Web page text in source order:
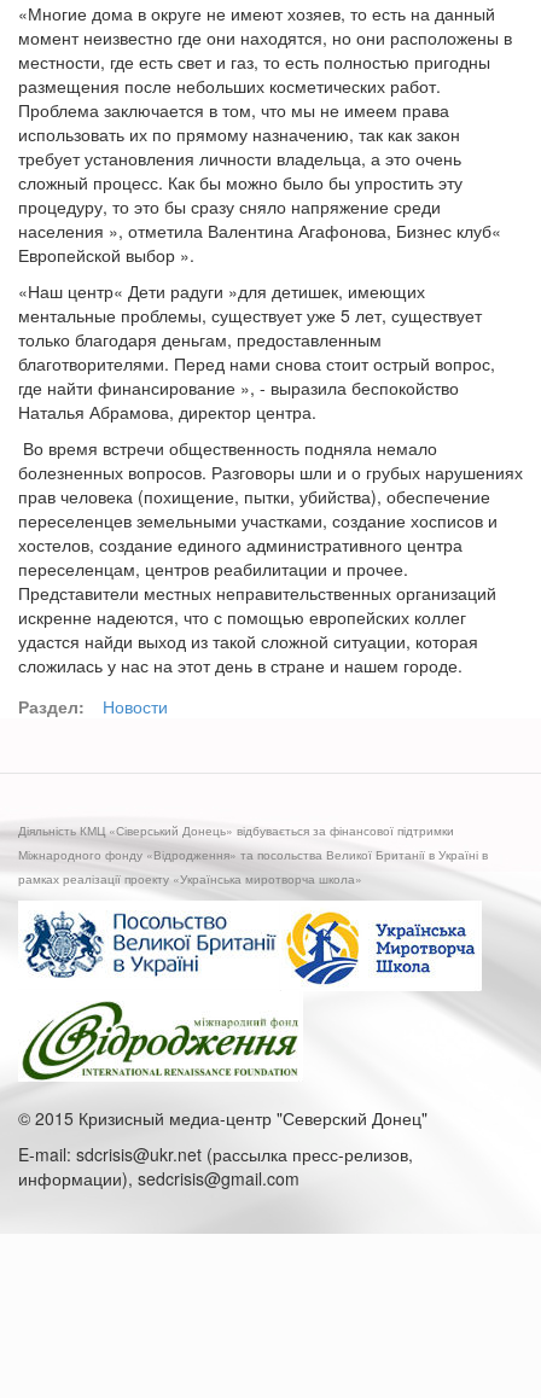
«Многие дома в округе не имеют хозяев, то есть на данный
момент неизвестно где они находятся, но они расположены в
местности, где есть свет и газ, то есть полностью пригодны
размещения после небольших косметических работ.
Проблема заключается в том, что мы не имеем права
использовать их по прямому назначению, так как закон
требует установления личности владельца, а это очень
сложный процесс. Как бы можно было бы упростить эту
процедуру, то это бы сразу сняло напряжение среди
населения », отметила Валентина Агафонова, Бизнес клуб«
Европейской выбор ».
«Наш центр« Дети радуги »для детишек, имеющих
ментальные проблемы, существует уже 5 лет, существует
только благодаря деньгам, предоставленным
благотворителями. Перед нами снова стоит острый вопрос,
где найти финансирование », - выразила беспокойство
Наталья Абрамова, директор центра.
Во время встречи общественность подняла немало
болезненных вопросов. Разговоры шли и о грубых нарушениях
прав человека (похищение, пытки, убийства), обеспечение
переселенцев земельными участками, создание хосписов и
хостелов, создание единого административного центра
переселенцам, центров реабилитации и прочее.
Представители местных неправительственных организаций
искренне надеются, что с помощью европейских коллег
удастся найди выход из такой сложной ситуации, которая
сложилась у нас на этот день в стране и нашем городе.
Раздел:
Новости
Діяльність КМЦ «Сіверський Донець» відбувається за фінансової підтримки
Міжнародного фонду «Відродження» та посольства Великої Британії в Україні в
рамках реалізації проекту «Українська миротворча школа»
© 2015 Кризисный медиа-центр "Северский Донец"
E-mail: sdcrisis@ukr.net (рассылка пресс-релизов,
информации), sedcrisis@gmail.com